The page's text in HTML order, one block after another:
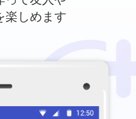
楽しめます